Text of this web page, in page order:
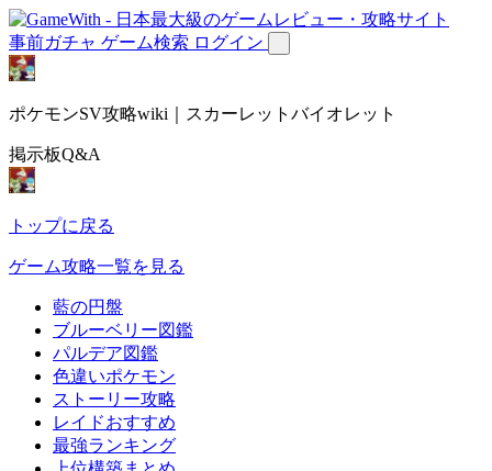
事前ガチャ ゲーム検索 ログイン
ポケモンSV攻略wiki｜スカーレットバイオレット
掲示板Q&A
トップに戻る
ゲーム攻略一覧を見る
藍の円盤
ブルーベリー図鑑
パルデア図鑑
色違いポケモン
ストーリー攻略
レイドおすすめ
最強ランキング